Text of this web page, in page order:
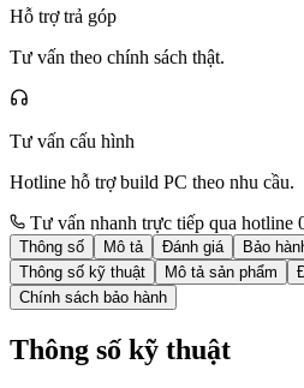
Hỗ trợ trả góp
Tư vấn theo chính sách thật.
Tư vấn cấu hình
Hotline hỗ trợ build PC theo nhu cầu.
Tư vấn nhanh trực tiếp qua hotline
Thông số Mô tả Đánh giá
Bảo
Thông số kỹ thuật
Mô tả sản phẩm
Chính sách bảo hành
Thông số kỹ thuật